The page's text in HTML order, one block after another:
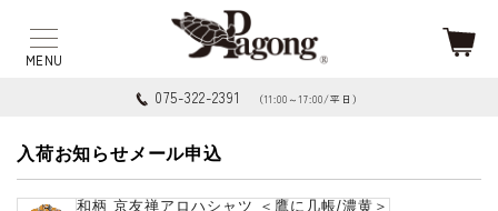
075-322-2391 （11:00～17:00/平日）
入荷お知らせメール申込
和柄 京友禅アロハシャツ ＜鷹に几帳/濃黄＞